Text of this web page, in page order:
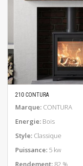
EN SAVOIR
210 CONTURA
Marque: CONTURA
Energie: Bois
Style: Classique
Puissance: 5 kw
Rendement: 82 %